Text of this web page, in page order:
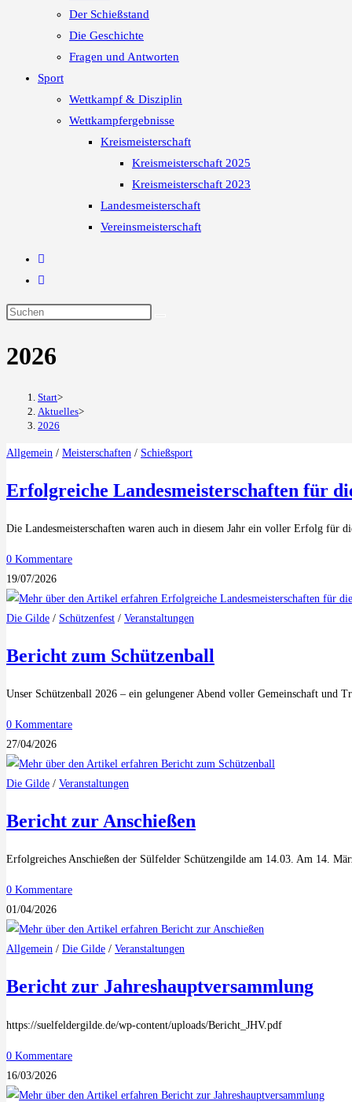
Der Schießstand
Die Geschichte
Fragen und Antworten
Sport
Wettkampf & Disziplin
Wettkampfergebnisse
Kreismeisterschaft
Kreismeisterschaft 2025
Kreismeisterschaft 2023
Landesmeisterschaft
Vereinsmeisterschaft
2026
Start>
Aktuelles>
2026
Allgemein / Meisterschaften / Schießsport
Erfolgreiche Landesmeisterschaften für
Die Landesmeisterschaften waren auch in diesem Jahr ein voller Erfolg für
0 Kommentare
19/07/2026
Die Gilde / Schützenfest / Veranstaltungen
Bericht zum Schützenball
Unser Schützenball 2026 – ein gelungener Abend voller Gemeinschaft
0 Kommentare
27/04/2026
Die Gilde / Veranstaltungen
Bericht zur Anschießen
Erfolgreiches Anschießen der Sülfelder Schützengilde am 14.03. Am 14.
0 Kommentare
01/04/2026
Allgemein / Die Gilde / Veranstaltungen
Bericht zur Jahreshauptversammlung
https://suelfeldergilde.de/wp-content/uploads/Bericht_JHV.pdf
0 Kommentare
16/03/2026